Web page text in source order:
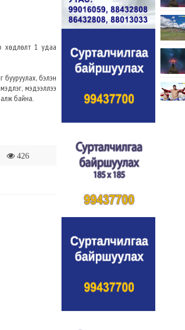
хөдлөлт 1 удаа
бууруулах, бэлэн
мэдээллээ
байна.
426